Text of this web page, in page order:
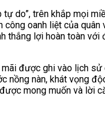
do”, trên khắp mọi
oanh liệt của quân
lợi hoàn toàn
được ghi vào lịch
nồng nàn, khát vọng
mong muốn và lời